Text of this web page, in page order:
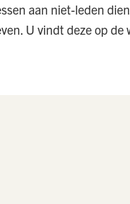
aan niet-leden
U vindt deze op de